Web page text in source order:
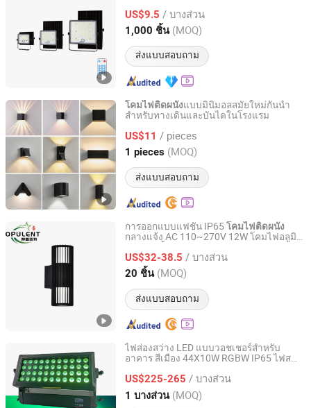
US$9.5 / บางส่วน
1,000 ชิ้น (MOQ)
ส่งแบบสอบถาม
Zhejiang, China อัตราจาก 2025
โคมไฟติดผนังแบบมินิมอลสมัยใหม่กันน้ำ
สำหรับทางเดินและบันไดในโรงแรม
US$11 / pieces
1 pieces (MOQ)
ส่งแบบสอบถาม
Fuzhou Reacheight Imp & Exp Co., Ltd.
Fujian, China อัตราจาก 2016
การออกแบบแฟชั่น IP65โคมไฟติดผนัง
กลางแจ้ง AC 110~270V 12W โคมไฟอลูมิ
US$32-38.5 / บางส่วน
20 ชิ้น (MOQ)
ส่งแบบสอบถาม
Wuxi Opulent Led Lighting Technology Co., Ltd
Jiangsu, China อัตราจาก 2025
ไฟส่องสว่าง LED แบบวอชเชอร์สำหรับ
อาคาร สีเมือง 44X10W RGBW IP65 ไฟส
US$225-265 / บางส่วน
1 บางส่วน (MOQ)
Hesheng Stage Lighting Co., Ltd.
Guangdong, China อัตราจาก 2021